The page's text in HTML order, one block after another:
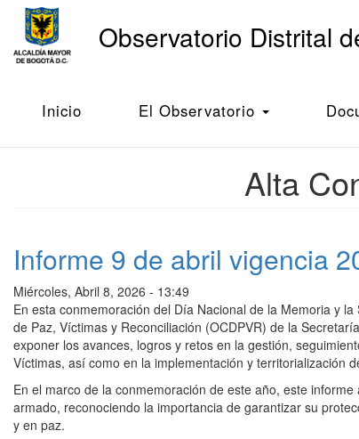
Pasar
contenido
principal
Observatorio Distrital
Main
navigation
Inicio El Observatorio
Alta
Informe 9 de abril vigencia
Miércoles, Abril 8, 2026 - 13:49
En esta conmemoración del Día Nacional de la Memoria y
de Paz, Víctimas y Reconciliación (OCDPVR) de la
exponer los avances, logros y retos en la gestión,
Víctimas, así como en la implementación y territorialización
En el marco de la conmemoración de este año, este
armado, reconociendo la importancia de garantizar su
y en paz.